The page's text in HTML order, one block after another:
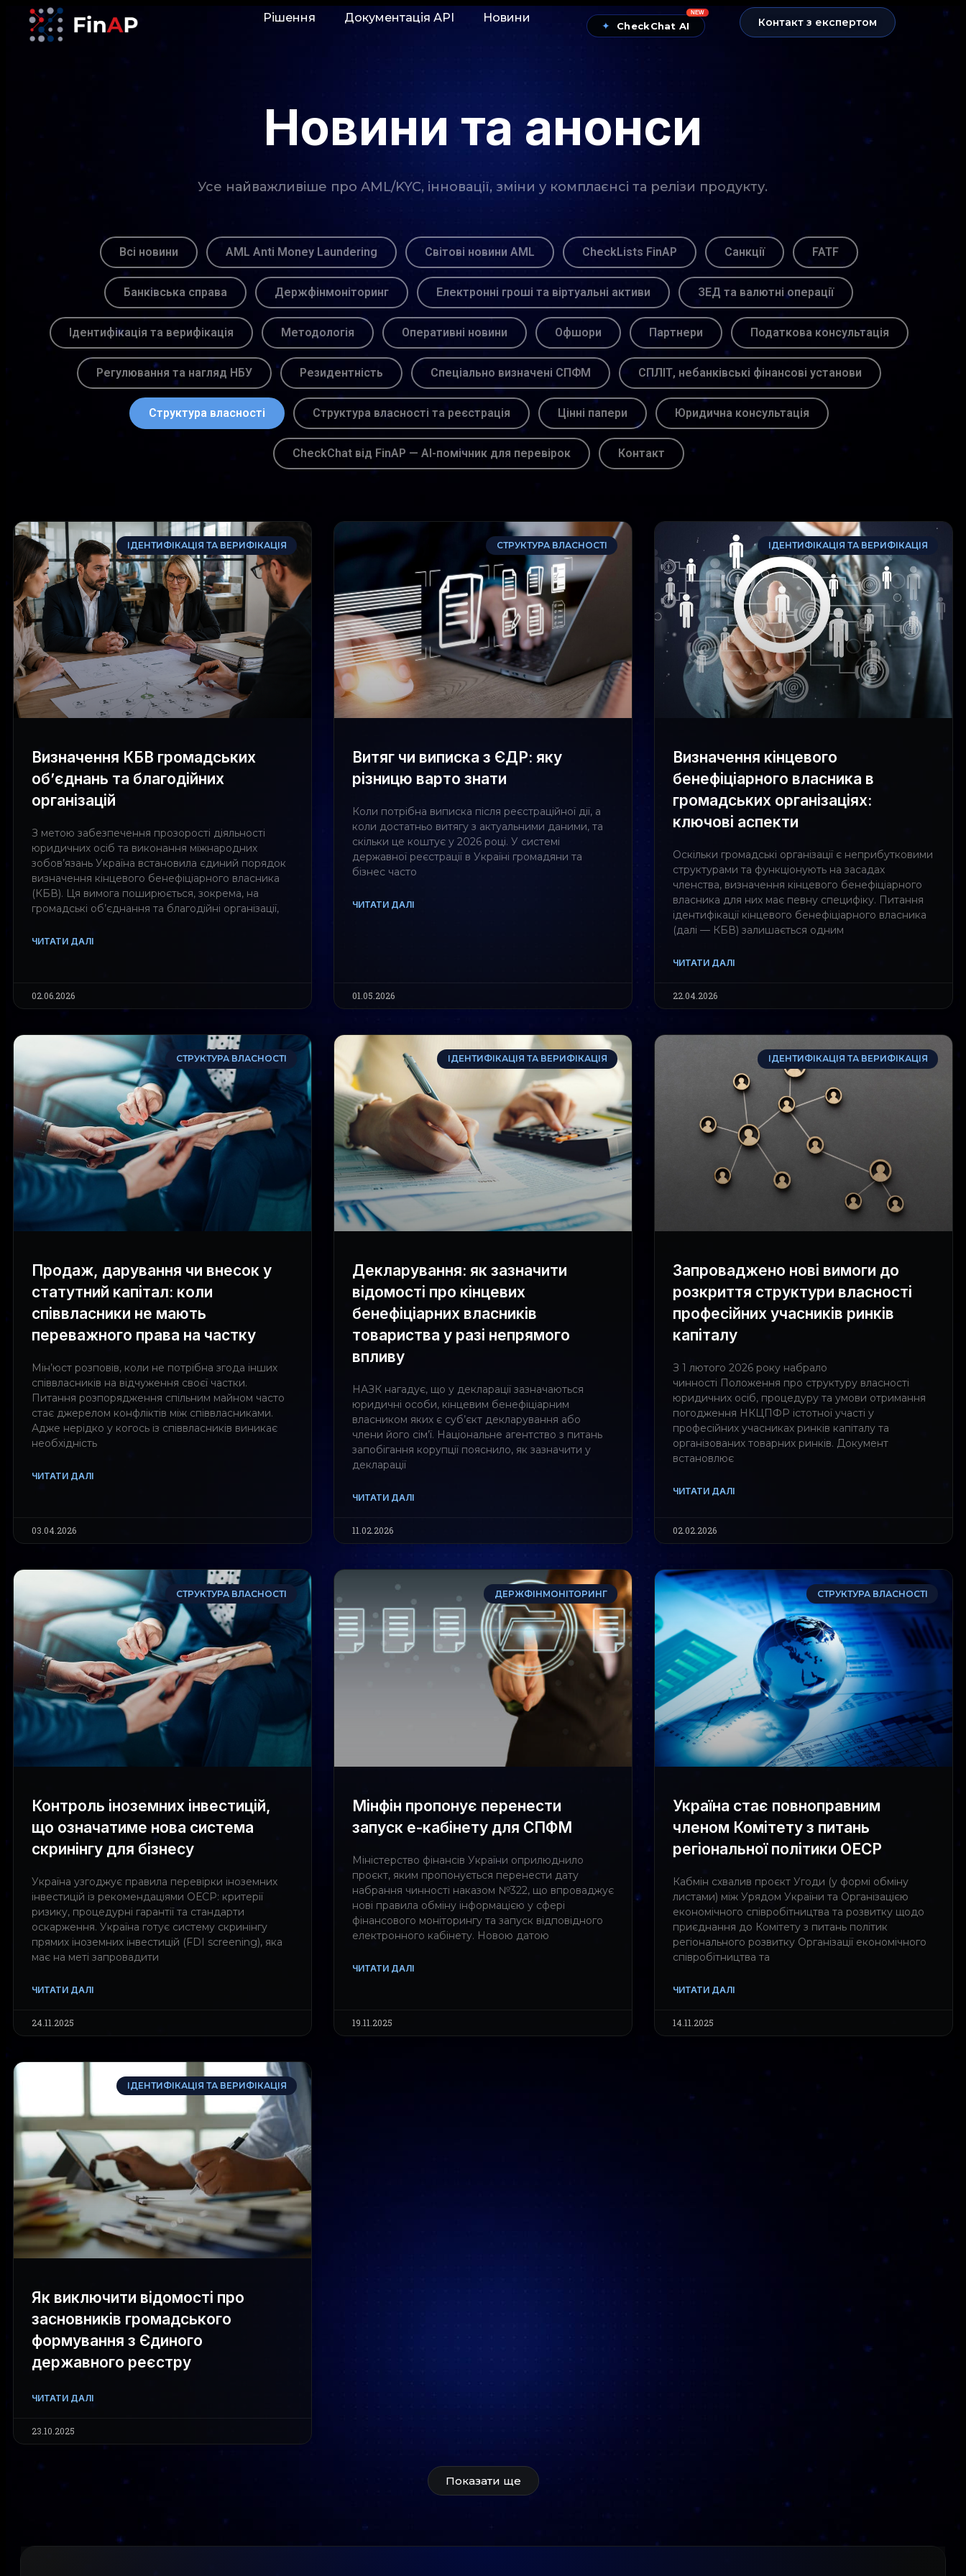
Рішення Документація АРІ Новини
✦ CheckChat AI
NEW
Контакт з експертом
Новини та анонси
Усе найважливіше про AML/KYC, інновації, зміни у комплаєнсі та релізи продукту.
Всі новини AML Anti Money Laundering Світові новини AML CheckLists FinAP Санкції FATF
Банківська справа Держфінмоніторинг Електронні гроші та віртуальні активи ЗЕД та валютні операції
Ідентифікація та верифікація Методологія Оперативні новини Офшори Партнери Податкова консультація
Регулювання та нагляд НБУ Резидентність Спеціально визначені СПФМ СПЛІТ, небанківські фінансові установи
Структура власності Структура власності та реєстрація Цінні папери Юридична консультація
CheckChat від FinAP — AI-помічник для перевірок Контакт
ІДЕНТИФІКАЦІЯ ТА ВЕРИФІКАЦІЯ
Визначення КБВ громадських
об’єднань та благодійних
організацій
З метою забезпечення прозорості діяльності
юридичних осіб та виконання міжнародних
зобов’язань Україна встановила єдиний порядок
визначення кінцевого бенефіціарного власника
(КБВ). Ця вимога поширюється, зокрема, на
громадські об’єднання та благодійні організації,
ЧИТАТИ ДАЛІ
02.06.2026
СТРУКТУРА ВЛАСНОСТІ
Витяг чи виписка з ЄДР: яку
різницю варто знати
Коли потрібна виписка після реєстраційної дії, а
коли достатньо витягу з актуальними даними, та
скільки це коштує у 2026 році. У системі
державної реєстрації в Україні громадяни та
бізнес часто
ЧИТАТИ ДАЛІ
01.05.2026
ІДЕНТИФІКАЦІЯ ТА ВЕРИФІКАЦІЯ
Визначення кінцевого
бенефіціарного власника в
громадських організаціях:
ключові аспекти
Оскільки громадські організації є неприбутковими
структурами та функціонують на засадах
членства, визначення кінцевого бенефіціарного
власника для них має певну специфіку. Питання
ідентифікації кінцевого бенефіціарного власника
(далі — КБВ) залишається одним
ЧИТАТИ ДАЛІ
22.04.2026
СТРУКТУРА ВЛАСНОСТІ
Продаж, дарування чи внесок у
статутний капітал: коли
співвласники не мають
переважного права на частку
Мін’юст розповів, коли не потрібна згода інших
співвласників на відчуження своєї частки.
Питання розпорядження спільним майном часто
стає джерелом конфліктів між співвласниками.
Адже нерідко у когось із співвласників виникає
необхідність
ЧИТАТИ ДАЛІ
03.04.2026
ІДЕНТИФІКАЦІЯ ТА ВЕРИФІКАЦІЯ
Декларування: як зазначити
відомості про кінцевих
бенефіціарних власників
товариства у разі непрямого
впливу
НАЗК нагадує, що у декларації зазначаються
юридичні особи, кінцевим бенефіціарним
власником яких є суб’єкт декларування або
члени його сім’ї. Національне агентство з питань
запобігання корупції пояснило, як зазначити у
декларації
ЧИТАТИ ДАЛІ
11.02.2026
ІДЕНТИФІКАЦІЯ ТА ВЕРИФІКАЦІЯ
Запроваджено нові вимоги до
розкриття структури власності
професійних учасників ринків
капіталу
З 1 лютого 2026 року набрало
чинності Положення про структуру власності
юридичних осіб, процедуру та умови отримання
погодження НКЦПФР істотної участі у
професійних учасниках ринків капіталу та
організованих товарних ринків. Документ
встановлює
ЧИТАТИ ДАЛІ
02.02.2026
СТРУКТУРА ВЛАСНОСТІ
Контроль іноземних інвестицій,
що означатиме нова система
скринінгу для бізнесу
Україна узгоджує правила перевірки іноземних
інвестицій із рекомендаціями ОЕСР: критерії
ризику, процедурні гарантії та стандарти
оскарження. Україна готує систему скринінгу
прямих іноземних інвестицій (FDI screening), яка
має на меті запровадити
ЧИТАТИ ДАЛІ
24.11.2025
ДЕРЖФІНМОНІТОРИНГ
Мінфін пропонує перенести
запуск е-кабінету для СПФМ
Міністерство фінансів України оприлюднило
проєкт, яким пропонується перенести дату
набрання чинності наказом №322, що впроваджує
нові правила обміну інформацією у сфері
фінансового моніторингу та запуск відповідного
електронного кабінету. Новою датою
ЧИТАТИ ДАЛІ
19.11.2025
СТРУКТУРА ВЛАСНОСТІ
Україна стає повноправним
членом Комітету з питань
регіональної політики ОЕСР
Кабмін схвалив проєкт Угоди (у формі обміну
листами) між Урядом України та Організацією
економічного співробітництва та розвитку щодо
приєднання до Комітету з питань політик
регіонального розвитку Організації економічного
співробітництва та
ЧИТАТИ ДАЛІ
14.11.2025
ІДЕНТИФІКАЦІЯ ТА ВЕРИФІКАЦІЯ
Як виключити відомості про
засновників громадського
формування з Єдиного
державного реєстру
ЧИТАТИ ДАЛІ
23.10.2025
Показати ще